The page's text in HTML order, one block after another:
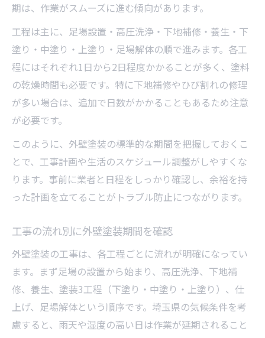
期は、作業がスムーズに進む傾向があります。
工程は主に、足場設置・高圧洗浄・下地補修・養生・下
塗り・中塗り・上塗り・足場解体の順で進みます。各工
程にはそれぞれ1日から2日程度かかることが多く、塗料
の乾燥時間も必要です。特に下地補修やひび割れの修理
が多い場合は、追加で日数がかかることもあるため注意
が必要です。
このように、外壁塗装の標準的な期間を把握しておくこ
とで、工事計画や生活のスケジュール調整がしやすくな
ります。事前に業者と日程をしっかり確認し、余裕を持
った計画を立てることがトラブル防止につながります。
工事の流れ別に外壁塗装期間を確認
外壁塗装の工事は、各工程ごとに流れが明確になってい
ます。まず足場の設置から始まり、高圧洗浄、下地補
修、養生、塗装3工程（下塗り・中塗り・上塗り）、仕
上げ、足場解体という順序です。埼玉県の気候条件を考
慮すると、雨天や湿度の高い日は作業が延期されること